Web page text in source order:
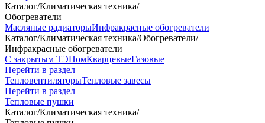
Каталог/Климатическая техника/
Обогреватели
Масляные радиаторыИнфракрасные обогреватели
Каталог/Климатическая техника/Обогреватели/
Инфракрасные обогреватели
С закрытым ТЭНомКварцевыеГазовые
Перейти в раздел
ТепловентиляторыТепловые завесы
Перейти в раздел
Тепловые пушки
Каталог/Климатическая техника/